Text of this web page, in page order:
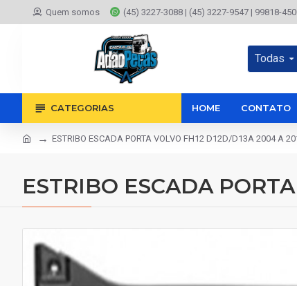
Quem somos (45) 3227-3088 | (45) 3227-9547 | 99818-
Todas
CATEGORIAS HOME CONTATO
ESTRIBO ESCADA PORTA VOLVO FH12 D12D/D13A 2004 A
ESTRIBO ESCADA